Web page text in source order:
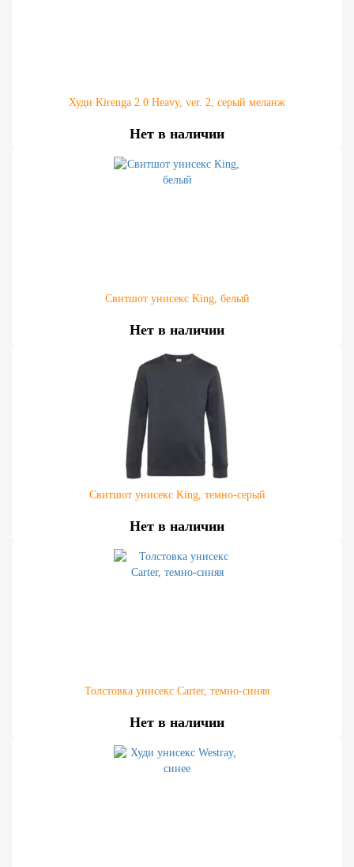
Худи Kirenga 2.0 Heavy, ver. 2, серый меланж
Нет в наличии
Свитшот унисекс King, белый
Нет в наличии
Свитшот унисекс King, темно-серый
Нет в наличии
Толстовка унисекс Carter, темно-синяя
Нет в наличии